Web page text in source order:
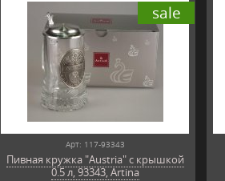
sale
Арт: 117-93343
Пивная кружка "Austria" с крышкой
0.5 л, 93343, Artina